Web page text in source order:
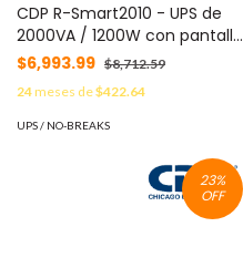
CDP R-Smart2010 - UPS de
2000VA / 1200W con pantalla
LCD, 10 terminales de salida:
supresión de picos. #CDP-BF
$6,993.99 $8,712.59
24meses de$422.64
UPS / NO-BREAKS
23%
OFF